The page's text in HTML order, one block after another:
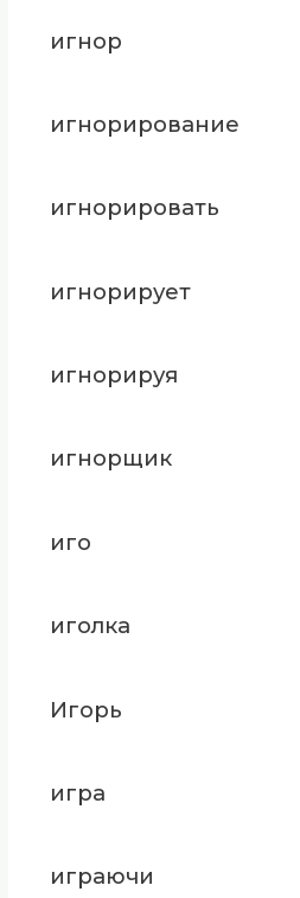
игнор
игнорирование
игнорировать
игнорирует
игнорируя
игнорщик
иго
иголка
Игорь
игра
играючи